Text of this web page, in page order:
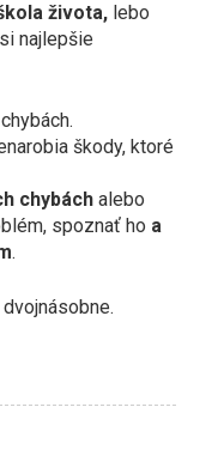
života, lebo
najlepšie
škody, ktoré
chybách alebo
spoznať ho a
.